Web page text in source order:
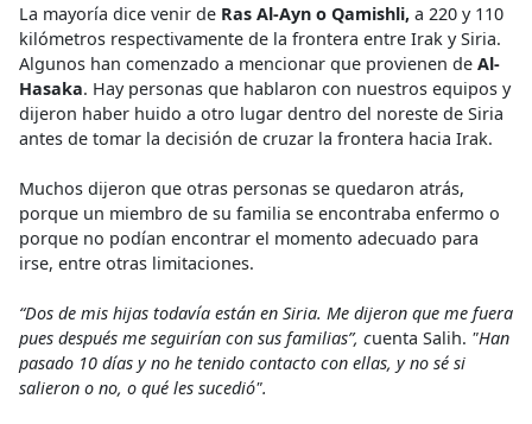
La mayoría dice venir de Ras Al-Ayn o Qamishli, a 220 y 110
kilómetros respectivamente de la frontera entre Irak y Siria.
Algunos han comenzado a mencionar que provienen de Al-
Hasaka. Hay personas que hablaron con nuestros equipos y
dijeron haber huido a otro lugar dentro del noreste de Siria
antes de tomar la decisión de cruzar la frontera hacia Irak.
Muchos dijeron que otras personas se quedaron atrás,
porque un miembro de su familia se encontraba enfermo o
porque no podían encontrar el momento adecuado para
irse, entre otras limitaciones.
“Dos de mis hijas todavía están en Siria. Me dijeron que me fuera
pues después me seguirían con sus familias”, cuenta Salih. "Han
pasado 10 días y no he tenido contacto con ellas, y no sé si
salieron o no, o qué les sucedió".